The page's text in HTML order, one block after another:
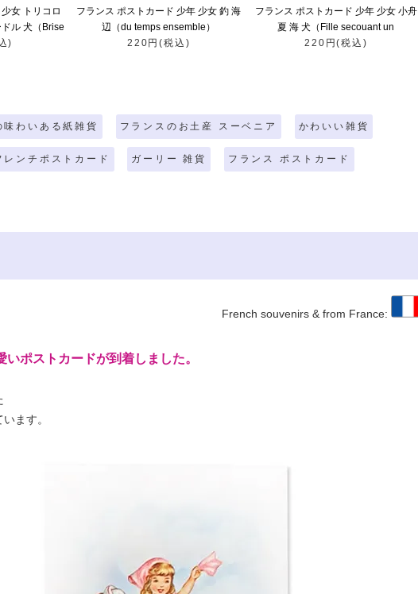
女 トリコロ
ル 犬（Brise
)
フランス ポストカード 少年 少女 釣 海
辺（du temps ensemble）
220円(税込)
フランス ポストカード 少年 少女 小舟
夏 海 犬（Fille secouant un
mouchoir）
220円(税込)
味わいある紙雑貨 フランスのお土産 スーベニア かわいい雑貨
レンチポストカード ガーリー 雑貨 フランス ポストカード
French souvenirs & from France:
いポストカードが到着しました。
ます。